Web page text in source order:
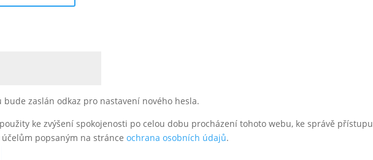
bude zaslán odkaz pro nastavení nového hesla.
ke zvýšení spokojenosti po celou dobu procházení tohoto webu, ke správě přístupu
popsaným na stránceochrana osobních údajů.